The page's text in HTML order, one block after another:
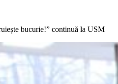
bucurie!” continuă la USM